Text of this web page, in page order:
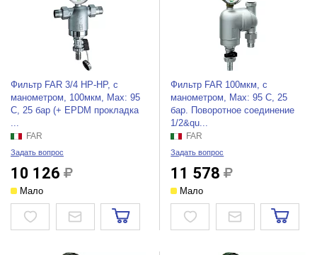
Фильтр FAR 3/4 НР-НР, с
манометром, 100мкм, Max: 95
C, 25 бар (+ EPDM прокладка
...
FAR
Задать вопрос
10 126
Мало
Фильтр FAR 100мкм, с
манометром, Max: 95 C, 25
бар. Поворотное соединение
1/2&qu...
FAR
Задать вопрос
11 578
Мало